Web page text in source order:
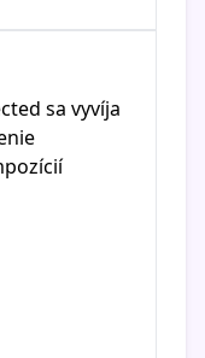
sa vyvíja